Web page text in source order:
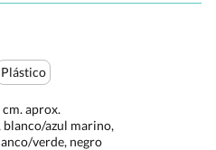
Plástico
aprox.
blanco/azul marino,
verde, negro